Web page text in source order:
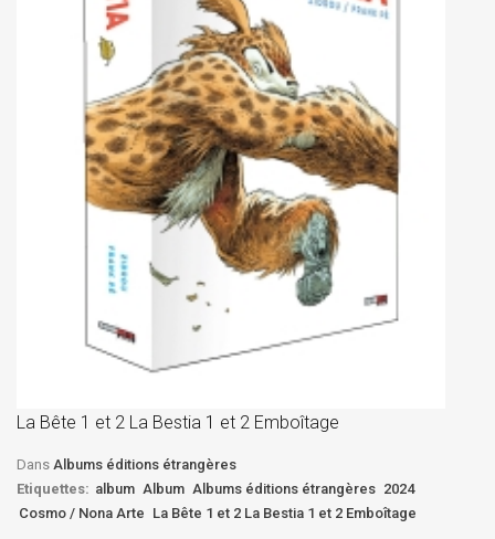
La Bête 1 et 2 La Bestia 1 et 2 Emboîtage
Dans Albums éditions étrangères
Etiquettes: album Album Albums éditions étrangères 2024
Cosmo / Nona Arte La Bête 1 et 2 La Bestia 1 et 2 Emboîtage